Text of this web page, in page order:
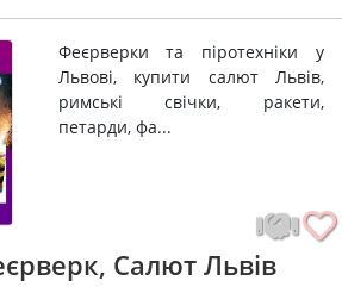
Феєрверки та піротехніки у
Львові, купити салют Львів,
римські свічки, ракети,
петарди, фа...
Салют Львів